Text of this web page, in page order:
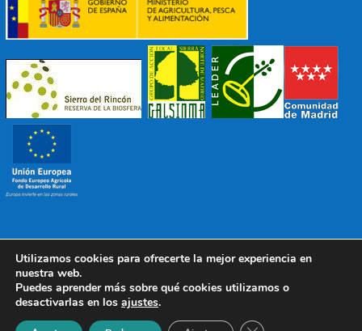
© 2022 Mancomunidad Sierra del RicónDiseño EDB|
Todos los derechos reservados
Política de Protección de Datos
Cookies
Utilizamos cookies para ofrecerte la mejor experiencia en
nuestra web.
Puedes aprender más sobre qué cookies utilizamos o
desactivarlas en los ajustes.